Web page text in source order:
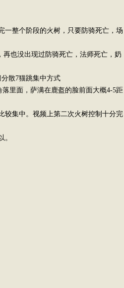
整个阶段的火树，只要防骑死亡，场
也没出现过防骑死亡，法师死亡，奶
散7猫跳集中方式
里面，萨满在鹿盔的脸前面大概4-5距
集中。视频上第二次火树控制十分完